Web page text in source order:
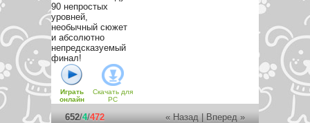
90 непростых
уровней,
необычный сюжет
и абсолютно
непредсказуемый
финал!
Играть
онлайн
Скачать для
PC
« Назад|Вперед »
652/4/472